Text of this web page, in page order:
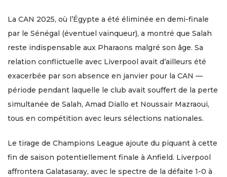
La CAN 2025, où l’Égypte a été éliminée en demi-finale
par le Sénégal (éventuel vainqueur), a montré que Salah
reste indispensable aux Pharaons malgré son âge. Sa
relation conflictuelle avec Liverpool avait d’ailleurs été
exacerbée par son absence en janvier pour la CAN —
période pendant laquelle le club avait souffert de la perte
simultanée de Salah, Amad Diallo et Noussair Mazraoui,
tous en compétition avec leurs sélections nationales.
Le tirage de Champions League ajoute du piquant à cette
fin de saison potentiellement finale à Anfield. Liverpool
affrontera Galatasaray, avec le spectre de la défaite 1-0 à